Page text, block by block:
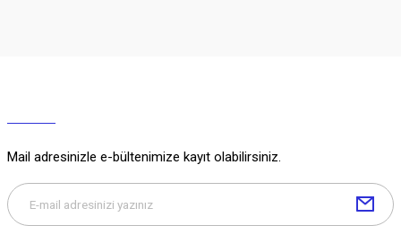
Mail adresinizle e-bültenimize kayıt olabilirsiniz.